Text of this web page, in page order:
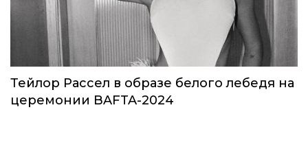
Тейлор Рассел в образе белого лебедя на
церемонии BAFTA-2024